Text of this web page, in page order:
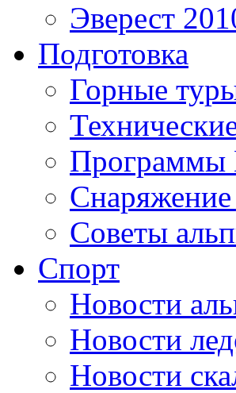
Эверест
Подготовка
Горные
Программы
Советы
Спорт
Новости
Новости
Новости